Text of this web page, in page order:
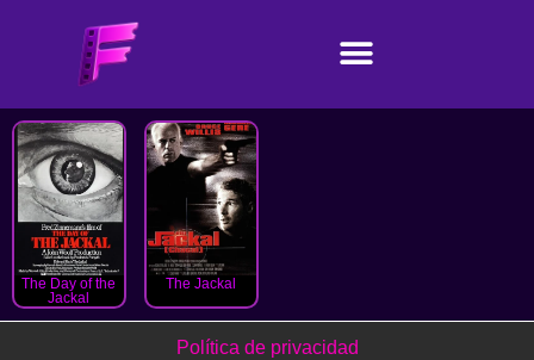
The Day of the
Jackal
The Jackal
Política de privacidad